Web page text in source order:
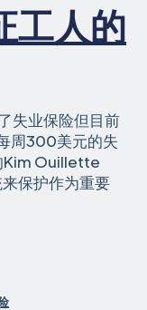
工人的
失业保险但目前
周300美元的失
Kim Ouillette
保护作为重要